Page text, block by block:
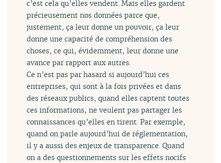
c’est cela qu’elles vendent. Mais elles gardent
précieusement nos données parce que,
justement, ça leur donne un pouvoir, ça leur
donne une capacité de compréhension des
choses, ce qui, évidemment, leur donne une
avance par rapport aux autres.
Ce n’est pas par hasard si aujourd’hui ces
entreprises, qui sont à la fois privées et dans
des réseaux publics, quand elles captent toutes
ces informations, ne veulent pas partager les
connaissances qu’elles en tirent. Par exemple,
quand on parle aujourd’hui de réglementation,
il y a aussi des enjeux de transparence. Quand
on a des questionnements sur les effets nocifs